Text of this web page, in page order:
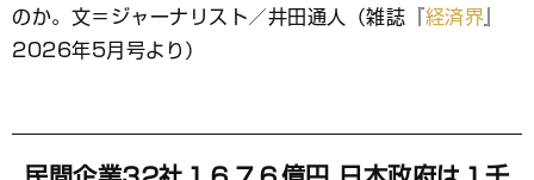
のか。文＝ジャーナリスト／井田通人（雑誌『 経済界
2026年5月号より）